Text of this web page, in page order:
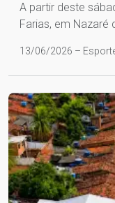
A partir deste
Farias, em Nazaré
13/06/2026 –